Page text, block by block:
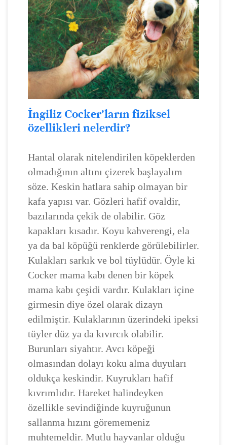
İngiliz Cocker’ların fiziksel
özellikleri nelerdir?
Hantal olarak nitelendirilen köpeklerden
olmadığının altını çizerek başlayalım
söze. Keskin hatlara sahip olmayan bir
kafa yapısı var. Gözleri hafif ovaldir,
bazılarında çekik de olabilir. Göz
kapakları kısadır. Koyu kahverengi, ela
ya da bal köpüğü renklerde görülebilirler.
Kulakları sarkık ve bol tüylüdür. Öyle ki
Cocker mama kabı denen bir köpek
mama kabı çeşidi vardır. Kulakları içine
girmesin diye özel olarak dizayn
edilmiştir. Kulaklarının üzerindeki ipeksi
tüyler düz ya da kıvırcık olabilir.
Burunları siyahtır. Avcı köpeği
olmasından dolayı koku alma duyuları
oldukça keskindir. Kuyrukları hafif
kıvrımlıdır. Hareket halindeyken
özellikle sevindiğinde kuyruğunun
sallanma hızını görememeniz
muhtemeldir. Mutlu hayvanlar olduğu